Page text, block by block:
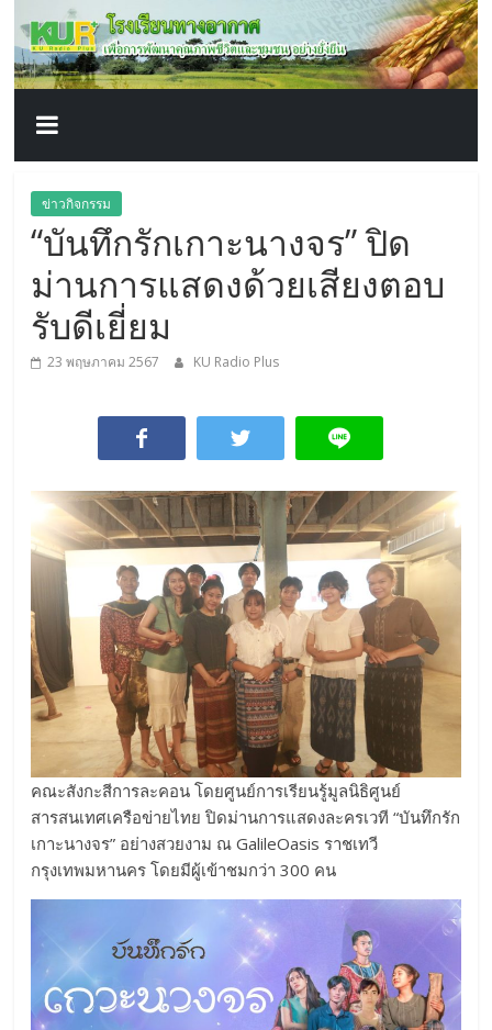
content
โรงเรียน
ทาง
อากาศ​
เพื่อ
พัฒนา
คุณภาพ
ชีวิต
ข่าวกิจกรรม
“บันทึกรักเกาะนางจร” ปิด
ม่านการแสดงด้วยเสียงตอบ
รับดีเยี่ยม
23 พฤษภาคม 2567 KU Radio Plus
คณะสังกะสีการละคอน โดยศูนย์การเรียนรู้มูลนิธิศูนย์
สารสนเทศเครือข่ายไทย ปิดม่านการแสดงละครเวที “บันทึกรัก
เกาะนางจร” อย่างสวยงาม ณ GalileOasis ราชเทวี
กรุงเทพมหานคร โดยมีผู้เข้าชมกว่า 300 คน